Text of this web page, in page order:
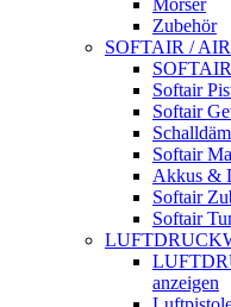
Mörser
Zubehör
SOFTAIR /
Softair
Softair
Softair
Akkus &
Softair
Softair
anzeigen